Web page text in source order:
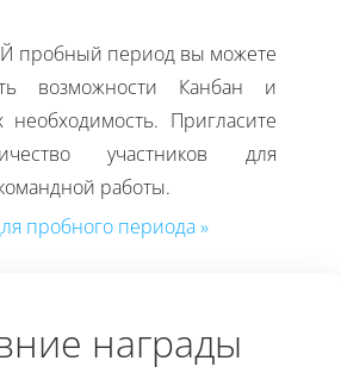
пробный период вы можете
возможности Канбан и
Пригласите
участников для
работы.
пробного периода »
награды